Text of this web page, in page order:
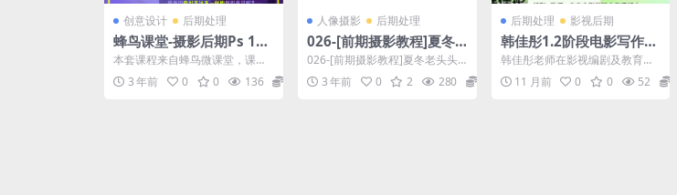
创意设计 后期处理
蜂鸟课堂-摄影后期Ps 16
种调色风格任你选
本套课程来自蜂鸟微课堂，课程
由蜂鸟摄影微课堂提供 摄影后期
Ps 16种调色风格任...
3 年前 0 0 136 12.9
人像摄影 后期处理
026-[前期摄影教程]夏冬
老头头电影感情侣婚纱系
统网络课程
026-[前期摄影教程]夏冬老头头
电影感情侣婚纱系统网络课程
3 年前 0 2 280
后期处理 影视后期
韩佳彤1.2阶段电影写作实
训班
韩佳彤老师在影视编剧及教育领
域成绩斐然。她拥有中央戏剧学
院电影电视系影视编导专业...
11 月前 0 0 52